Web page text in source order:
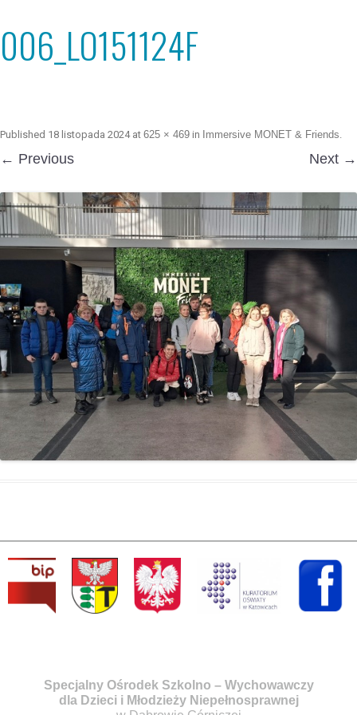
006_LO151124F
Published 18 listopada 2024at 625 × 469 in Immersive MONET & Friends.
← Previous Next →
Specjalny Ośrodek Szkolno – Wychowawczy
dla Dzieci i Młodzieży Niepełnosprawnej